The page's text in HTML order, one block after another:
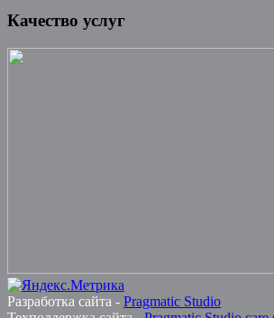
Качество услуг
Разработка сайта - Pragmatic Studio